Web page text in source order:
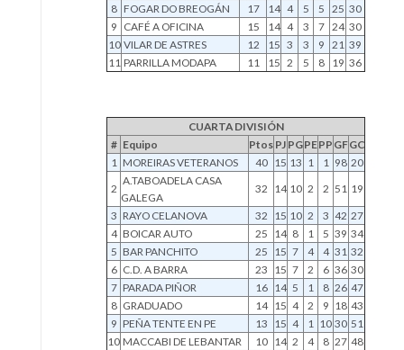
8 FOGAR DO BREOGÁN 17 14 4 5 5 25 30
9 CAFÉ A OFICINA 15 14 4 3 7 24 30
10 VILAR DE ASTRES 12 15 3 3 9 21 39
11 PARRILLA MODAPA 11 15 2 5 8 19 36
CUARTA DIVISIÓN
# Equipo Ptos PJ PGPEPP GFGC
1 MOREIRAS VETERANOS 40 15 13 1 1 98 20
2
A.TABOADELA CASA
GALEGA
32 14 10 2 2 51 19
3 RAYO CELANOVA 32 15 10 2 3 42 27
4 BOICAR AUTO 25 14 8 1 5 39 34
5 BAR PANCHITO 25 15 7 4 4 31 32
6 C.D. A BARRA 23 15 7 2 6 36 30
7 PARADA PIÑOR 16 14 5 1 8 26 47
8 GRADUADO 14 15 4 2 9 18 43
9 PEÑA TENTE EN PE 13 15 4 1 10 30 51
10 MACCABI DE LEBANTAR 10 14 2 4 8 27 48